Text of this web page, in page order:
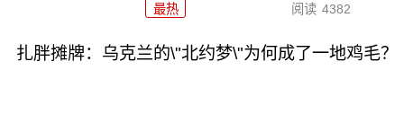
最热 阅读 4382
扎胖摊牌：乌克兰的\"北约梦\"为何成了一地鸡毛？